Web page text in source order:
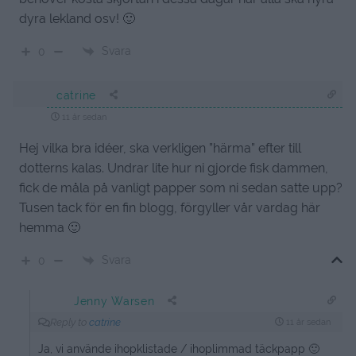
dyra lekland osv! 🙂
Svara
catrine
11 år sedan
Hej vilka bra idéer, ska verkligen ”härma” efter till
dotterns kalas. Undrar lite hur ni gjorde fisk dammen,
fick de måla på vanligt papper som ni sedan satte upp?
Tusen tack för en fin blogg, förgyller vår vardag här
hemma 🙂
Svara
Jenny Warsen
catrine
Ja, vi använde ihopklistade / ihoplimmad täckpapp 🙂